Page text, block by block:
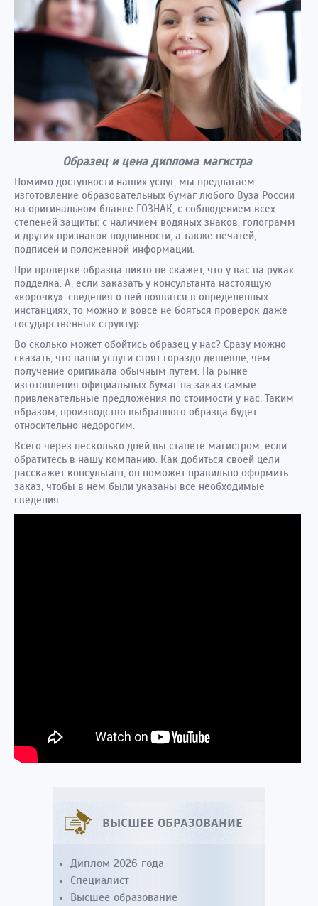
Образец и цена диплома магистра
Помимо доступности наших услуг, мы предлагаем
изготовление образовательных бумаг любого Вуза России
на оригинальном бланке ГОЗНАК, с соблюдением всех
степеней защиты: с наличием водяных знаков, голограмм
и других признаков подлинности, а также печатей,
подписей и положенной информации.
При проверке образца никто не скажет, что у вас на руках
подделка. А, если заказать у консультанта настоящую
«корочку»: сведения о ней появятся в определенных
инстанциях, то можно и вовсе не бояться проверок даже
государственных структур.
Во сколько может обойтись образец у нас? Сразу можно
сказать, что наши услуги стоят гораздо дешевле, чем
получение оригинала обычным путем. На рынке
изготовления официальных бумаг на заказ самые
привлекательные предложения по стоимости у нас. Таким
образом, производство выбранного образца будет
относительно недорогим.
Всего через несколько дней вы станете магистром, если
обратитесь в нашу компанию. Как добиться своей цели
расскажет консультант, он поможет правильно оформить
заказ, чтобы в нем были указаны все необходимые
сведения.
ВЫСШЕЕ ОБРАЗОВАНИЕ
Диплом 2026 года
Специалист
Высшее образование